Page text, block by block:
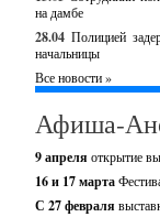
на дамбе
28.04 Полицией
начальницы
Все новости »
Афиша-
9 апреля открытие
16 и 17 марта
С 27 февраля